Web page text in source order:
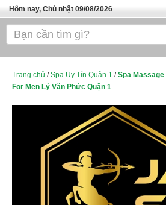
Hôm nay, Chủ nhật 09/08/2026
Trang chủ
SPA TPHCM
Thể Dục Thẩm Mỹ
Trang chủ /Spa Uy Tín Quận 1 /Spa Massage
For Men Lý Văn Phức Quận 1